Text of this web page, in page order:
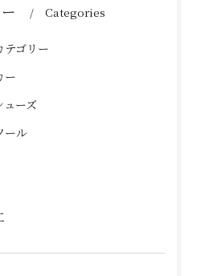
Categories
テゴリー
ー
ューズ
ール